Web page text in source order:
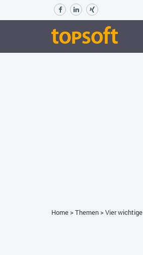
Home>Themen>Vier